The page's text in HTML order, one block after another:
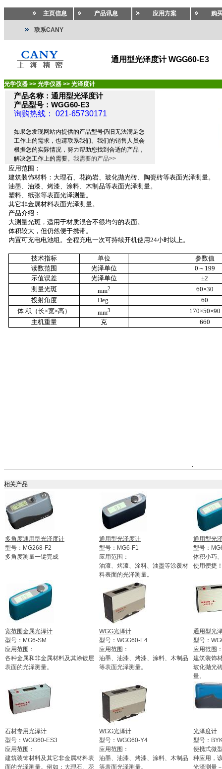
主页信息 产品讯息 应用方案 购
联系CANY
通用型光泽度计 WGG60-E3
光学仪器 >> 光学仪器 >> 光泽度计
产品名称：通用型光泽度计
产品型号：WGG60-E3
询购热线： 021-65730171
如果您发现网站内提供的产品型号仍旧无法满足您
工作上的需求，也请联系我们。我们的销售人员会
根据您的实际情况，努力帮助您找到合适的产品，
解决您工作上的需要。 我需要的产品>>
应用范围：
建筑装饰材料：大理石、花岗岩、玻化抛光砖、陶瓷砖等表面光泽测量。
油墨、油漆、烤漆、涂料、木制品等表面光泽测量。
塑料、纸张等表面光泽测量。
其它非金属材料表面光泽测量。
产品介绍：
大测量光斑，适用于材质混合不很均匀的表面。
体积较大，但仍然便于携带。
内置可充电电池组。全程充电一次可持续开机使用24小时以上。
技术指标 单位
参数值
读数范围
光泽单位 0 ～ 199
示值误差
光泽单位 ±2
测量光斑
mm2 60×30
投射角度
Deg.
60
体 积（长×宽×高）
mm3 170×50×90
主机重量
克 660
相关产品
多角度通用型光泽度计
型号：MG268-F2
多角度测量一键完成
通用型光泽度计
型号：MG6-F1
应用范围：
油漆、烤漆、涂料、油墨等涂覆材
料表面的光泽测量。
通用型光
型号：
体积小巧
使用便捷
宽范围金属光泽计
型号：MG6-SM
应用范围：
各种金属和非金属材料及其涂镀层
表面的光泽测量。
WGG光泽计
型号：WGG60-E4
应用范围：
油墨、油漆、烤漆、涂料、木制品
等表面光泽测量。
通用型光
型号：
应用范围
建筑装饰
玻化抛光
量。
石材专用光泽计
型号：WGG60-ES3
应用范围：
建筑装饰材料及其它非金属材料表
面的光泽测量。例如：大理石、花
WGG光泽计
型号：WGG60-Y4
应用范围：
油墨、油漆、烤漆、涂料、木制品
等表面光泽测量。
光泽度计
型号：
便携式微
种应用，
光泽测量